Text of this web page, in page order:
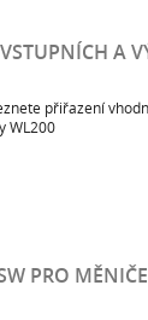
A
přiřazení
WL200
PRO